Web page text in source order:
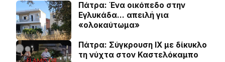
Πάτρα: Ένα οικόπεδο στην
Εγλυκάδα… απειλή για
«ολοκαύτωμα»
Πάτρα: Σύγκρουση ΙΧ με δίκυκλο
τη νύχτα στον Καστελόκαμπο